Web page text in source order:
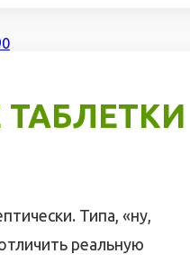
Типа, «ну,
реальную